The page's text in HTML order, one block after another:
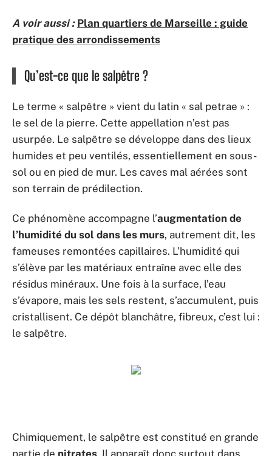
A voir aussi : Plan quartiers de Marseille : guide
pratique des arrondissements
Qu’est-ce que le salpêtre ?
Le terme « salpêtre » vient du latin « sal petrae » :
le sel de la pierre. Cette appellation n’est pas
usurpée. Le salpêtre se développe dans des lieux
humides et peu ventilés, essentiellement en sous-
sol ou en pied de mur. Les caves mal aérées sont
son terrain de prédilection.
Ce phénomène accompagne l’augmentation de
l’humidité du sol dans les murs, autrement dit, les
fameuses remontées capillaires. L’humidité qui
s’élève par les matériaux entraîne avec elle des
résidus minéraux. Une fois à la surface, l’eau
s’évapore, mais les sels restent, s’accumulent, puis
cristallisent. Ce dépôt blanchâtre, fibreux, c’est lui :
le salpêtre.
Chimiquement, le salpêtre est constitué en grande
partie de nitrates . Il apparaît donc surtout dans